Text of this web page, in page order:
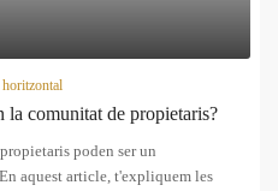
comunitat de propietaris?
poden ser un
aquest article, t'expliquem les